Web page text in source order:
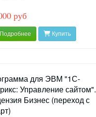
руб
Подробнее Купить
для ЭВМ "1С-
Управление сайтом".
Бизнес (переход с